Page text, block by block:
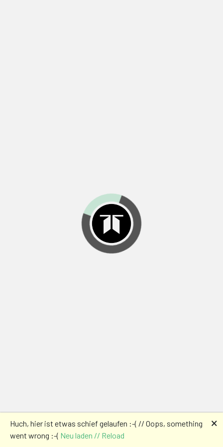
Huch, hier ist etwas schief gelaufen :-( // Oops, something
went wrong :-( Neu laden // Reload
🗙